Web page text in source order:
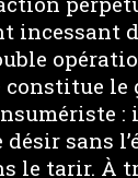
incessant
le
sans
le tarir. À